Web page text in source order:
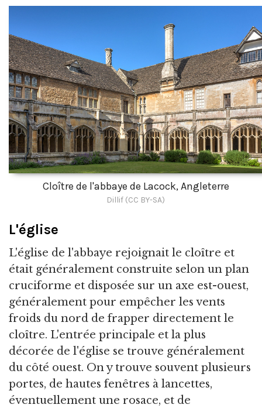
Cloître de l'abbaye de Lacock, Angleterre
Dillif (CC BY-SA)
L'église
L'église de l'abbaye rejoignait le cloître et
était généralement construite selon un plan
cruciforme et disposée sur un axe est-ouest,
généralement pour empêcher les vents
froids du nord de frapper directement le
cloître. L'entrée principale et la plus
décorée de l'église se trouve généralement
du côté ouest. On y trouve souvent plusieurs
portes, de hautes fenêtres à lancettes,
éventuellement une rosace, et de